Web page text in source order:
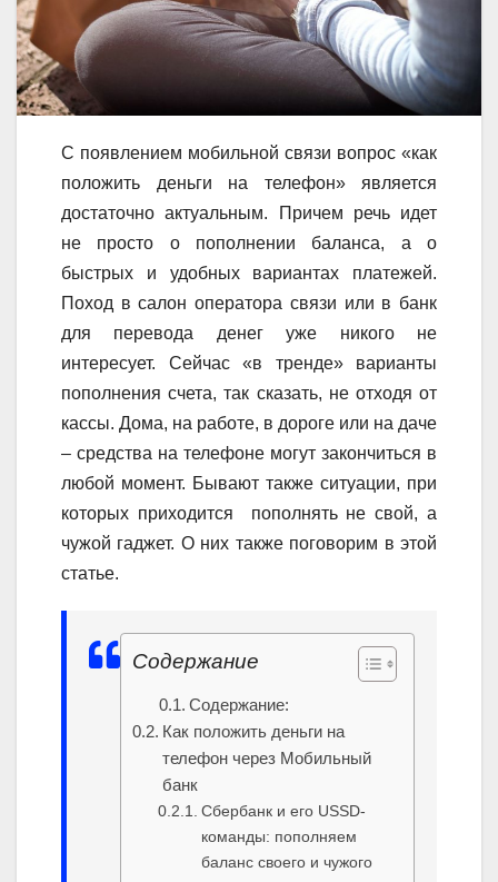
С появлением мобильной связи вопрос «как
положить деньги на телефон» является
достаточно актуальным. Причем речь идет
не просто о пополнении баланса, а о
быстрых и удобных вариантах платежей.
Поход в салон оператора связи или в банк
для перевода денег уже никого не
интересует. Сейчас «в тренде» варианты
пополнения счета, так сказать, не отходя от
кассы. Дома, на работе, в дороге или на даче
– средства на телефоне могут закончиться в
любой момент. Бывают также ситуации, при
которых приходится пополнять не свой, а
чужой гаджет. О них также поговорим в этой
статье.
Содержание
Содержание:
Как положить деньги на
телефон через Мобильный
банк
Сбербанк и его USSD-
команды: пополняем
баланс своего и чужого